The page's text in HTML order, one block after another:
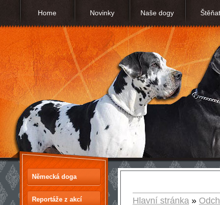
Home Novinky Naše dogy
Německá doga
Reportáže z akcí Hlavní stránka »